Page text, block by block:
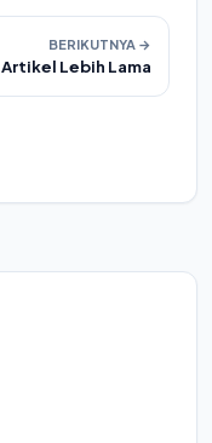
BERIKUTNYA →
Artikel Lebih Lama